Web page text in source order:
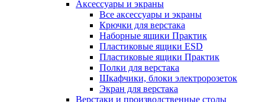
Аксессуары и экраны
Все аксессуары и экраны
Крючки для верстака
Наборные ящики Практик
Пластиковые ящики ESD
Пластиковые ящики Практик
Полки для верстака
Шкафчики, блоки электророзеток
Экран для верстака
Верстаки и производственные столы